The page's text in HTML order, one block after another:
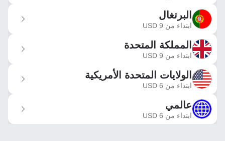
البرتغال
ابتداء من USD 9
المملكة المتحدة
ابتداء من USD 9
الولايات المتحدة الأمريكية
ابتداء من USD 6
عالمي
ابتداء من USD 6